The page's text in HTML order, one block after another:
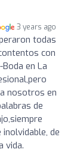
3 years ago
todas
con
en La
nosotros en
de
de
vida.